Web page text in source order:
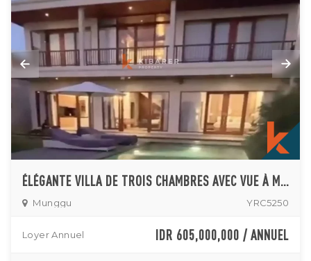
ÉLÉGANTE VILLA DE TROIS CHAMBRES AVEC VUE À MUNGGU
Munggu YRC5250
Loyer Annuel IDR 605,000,000 / ANNUEL